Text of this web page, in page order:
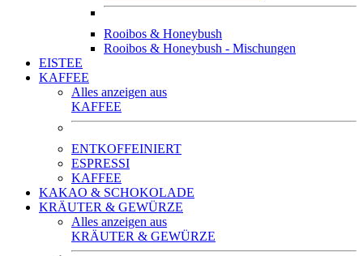
Rooibos & Honeybush
Rooibos & Honeybush - Mischungen
EISTEE
KAFFEE
Alles anzeigen aus
KAFFEE
ENTKOFFEINIERT
ESPRESSI
KAFFEE
KAKAO & SCHOKOLADE
KRÄUTER & GEWÜRZE
Alles anzeigen aus
KRÄUTER & GEWÜRZE